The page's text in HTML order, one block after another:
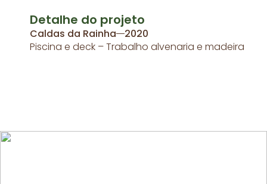
Detalhe do projeto
Caldas da Rainha
2020
Piscina e deck – Trabalho alvenaria e madeira